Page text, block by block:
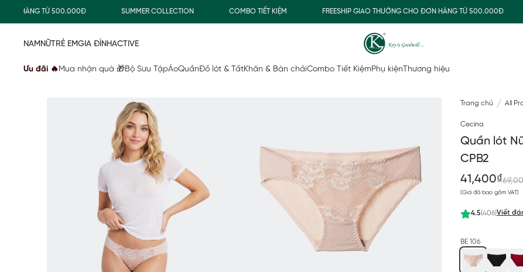
HÀNG TỪ 500.000Đ SUMMER COLLECTION COMBO TIẾT KIỆM FREESHIP GIAO THƯỜNG CHO ĐƠN HÀNG TỪ 500.000Đ
NAMNỮTRẺ EMGIA ĐÌNHACTIVE
Ưu đãi 🔥 Mua nhận quà 🎁Bộ Sưu TậpÁoQuầnĐồ lót & TấtKhăn & Bàn chảiCombo Tiết KiệmPhụ kiện Thương hiệu
Trang chủ All
Cecina
Quần lót
CPB2
41,400₫
(Giá đã bao gồm VAT)
4.5(406)Viết
BE 106